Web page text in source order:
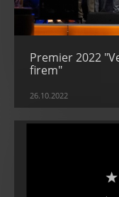
Premier 2022
firem"
26.10.2022